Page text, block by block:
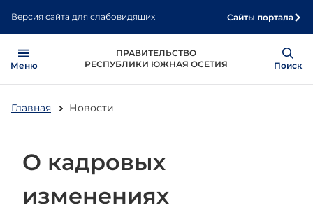
содержанию
Версия сайта для слабовидящих Сайты портала
ПРАВИТЕЛЬСТВО
РЕСПУБЛИКИ ЮЖНАЯ ОСЕТИЯ
Меню
Show
Поиск
Главная Новости
О кадровых
изменениях